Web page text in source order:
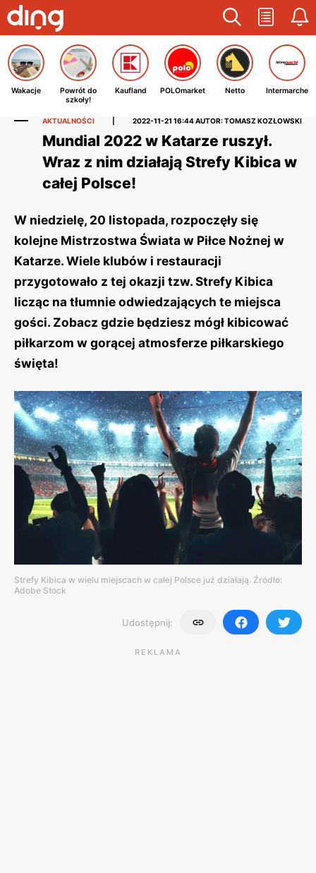
Wakacje
Powrót do
szkoły!
Kaufland POLOmarket Netto Intermarche
AKTUALNOŚCI 2022-11-21 16:44AUTOR: TOMASZ KOZŁOWSKI
Mundial 2022 w Katarze ruszył.
Wraz z nim działają Strefy Kibica w
całej Polsce!
W niedzielę, 20 listopada, rozpoczęły się
kolejne Mistrzostwa Świata w Piłce Nożnej w
Katarze. Wiele klubów i restauracji
przygotowało z tej okazji tzw. Strefy Kibica
licząc na tłumnie odwiedzających te miejsca
gości. Zobacz gdzie będziesz mógł kibicować
piłkarzom w gorącej atmosferze piłkarskiego
święta!
Strefy Kibica w wielu miejscach w całej Polsce już działają. Źródło:
Adobe Stock
Udostępnij:
REKLAMA